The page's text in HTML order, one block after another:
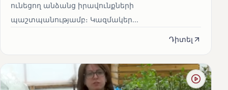
ունեցող անձանց իրավունքների
պաշտպանությամբ։ Կազմակեր...
Դիտել